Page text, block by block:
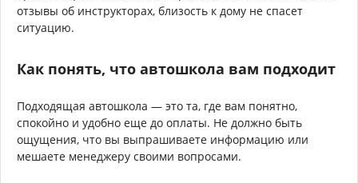
отзывы об инструкторах, близость к дому не спасет
ситуацию.
Как понять, что автошкола вам подходит
Подходящая автошкола — это та, где вам понятно,
спокойно и удобно еще до оплаты. Не должно быть
ощущения, что вы выпрашиваете информацию или
мешаете менеджеру своими вопросами.